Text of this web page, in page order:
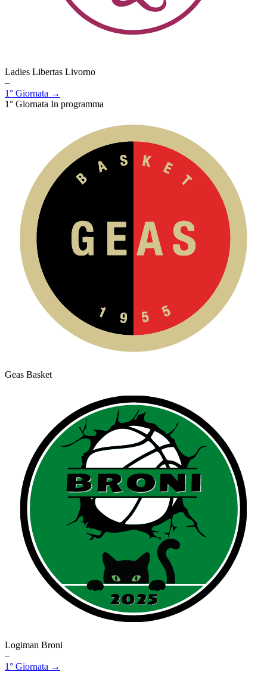
Ladies Libertas Livorno
–
1° Giornata →
1° Giornata In programma
Geas Basket
Logiman Broni
–
1° Giornata →